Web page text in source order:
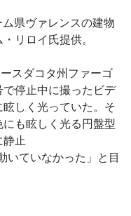
県ヴァレンスの建物
リロイ氏提供。
スダコタ州ファーゴ
停止中に撮ったビデ
しく光っていた。そ
も眩しく光る円盤型
止
いていなかった」と目